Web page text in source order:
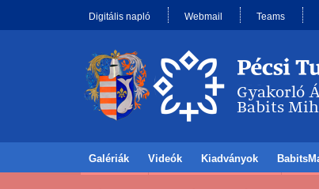
Digitális napló Webmail Teams
Galériák Videók Kiadványok